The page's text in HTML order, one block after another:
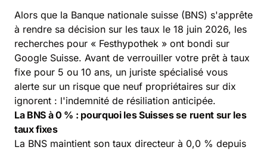
Alors que la Banque nationale suisse (BNS) s'apprête
à rendre sa décision sur les taux le 18 juin 2026, les
recherches pour « Festhypothek » ont bondi sur
Google Suisse. Avant de verrouiller votre prêt à taux
fixe pour 5 ou 10 ans, un juriste spécialisé vous
alerte sur un risque que neuf propriétaires sur dix
ignorent : l'indemnité de résiliation anticipée.
La BNS à 0 % : pourquoi les Suisses se ruent sur les
taux fixes
La BNS maintient son taux directeur à 0,0 % depuis